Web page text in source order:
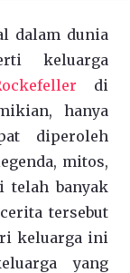
dalam dunia
keluarga
di
hanya
diperoleh
mitos,
telah banyak
tersebut
keluarga ini
yang